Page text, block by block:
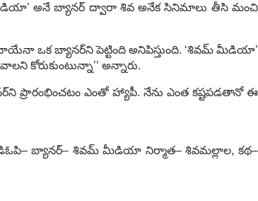
అనే బ్యానర్‌ ద్వారా శివ అనేక సినిమాలు తీసి మంచి
ఒక బ్యానర్‌ని పెట్టింది అనిపిస్తుంది. ‘శివమ్‌ మీడియా’
అన్నారు.
ప్రారంభించటం ఎంతో హ్యాపీ. నేను ఎంత కష్టపడతానో ఈ
బ్యానర్‌– శివమ్‌ మీడియా నిర్మాత– శివమల్లాల, కథ–